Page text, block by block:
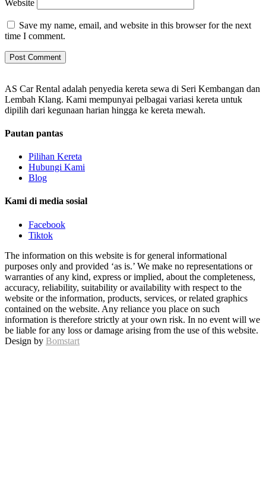
Website
Save my name, email, and website in this browser for the next
time I comment.
AS Car Rental adalah penyedia kereta sewa di Seri Kembangan dan
Lembah Klang. Kami mempunyai pelbagai variasi kereta untuk
dipilih dari kegunaan harian hingga ke kereta mewah.
Pautan pantas
Pilihan Kereta
Hubungi Kami
Blog
Kami di media sosial
Facebook
Tiktok
The information on this website is for general informational
purposes only and provided ‘as is.’ We make no representations or
warranties of any kind, express or implied, about the completeness,
accuracy, reliability, suitability or availability with respect to the
website or the information, products, services, or related graphics
contained on the website. Any reliance you place on such
information is therefore strictly at your own risk. In no event will we
be liable for any loss or damage arising from the use of this website.
Design by Bomstart